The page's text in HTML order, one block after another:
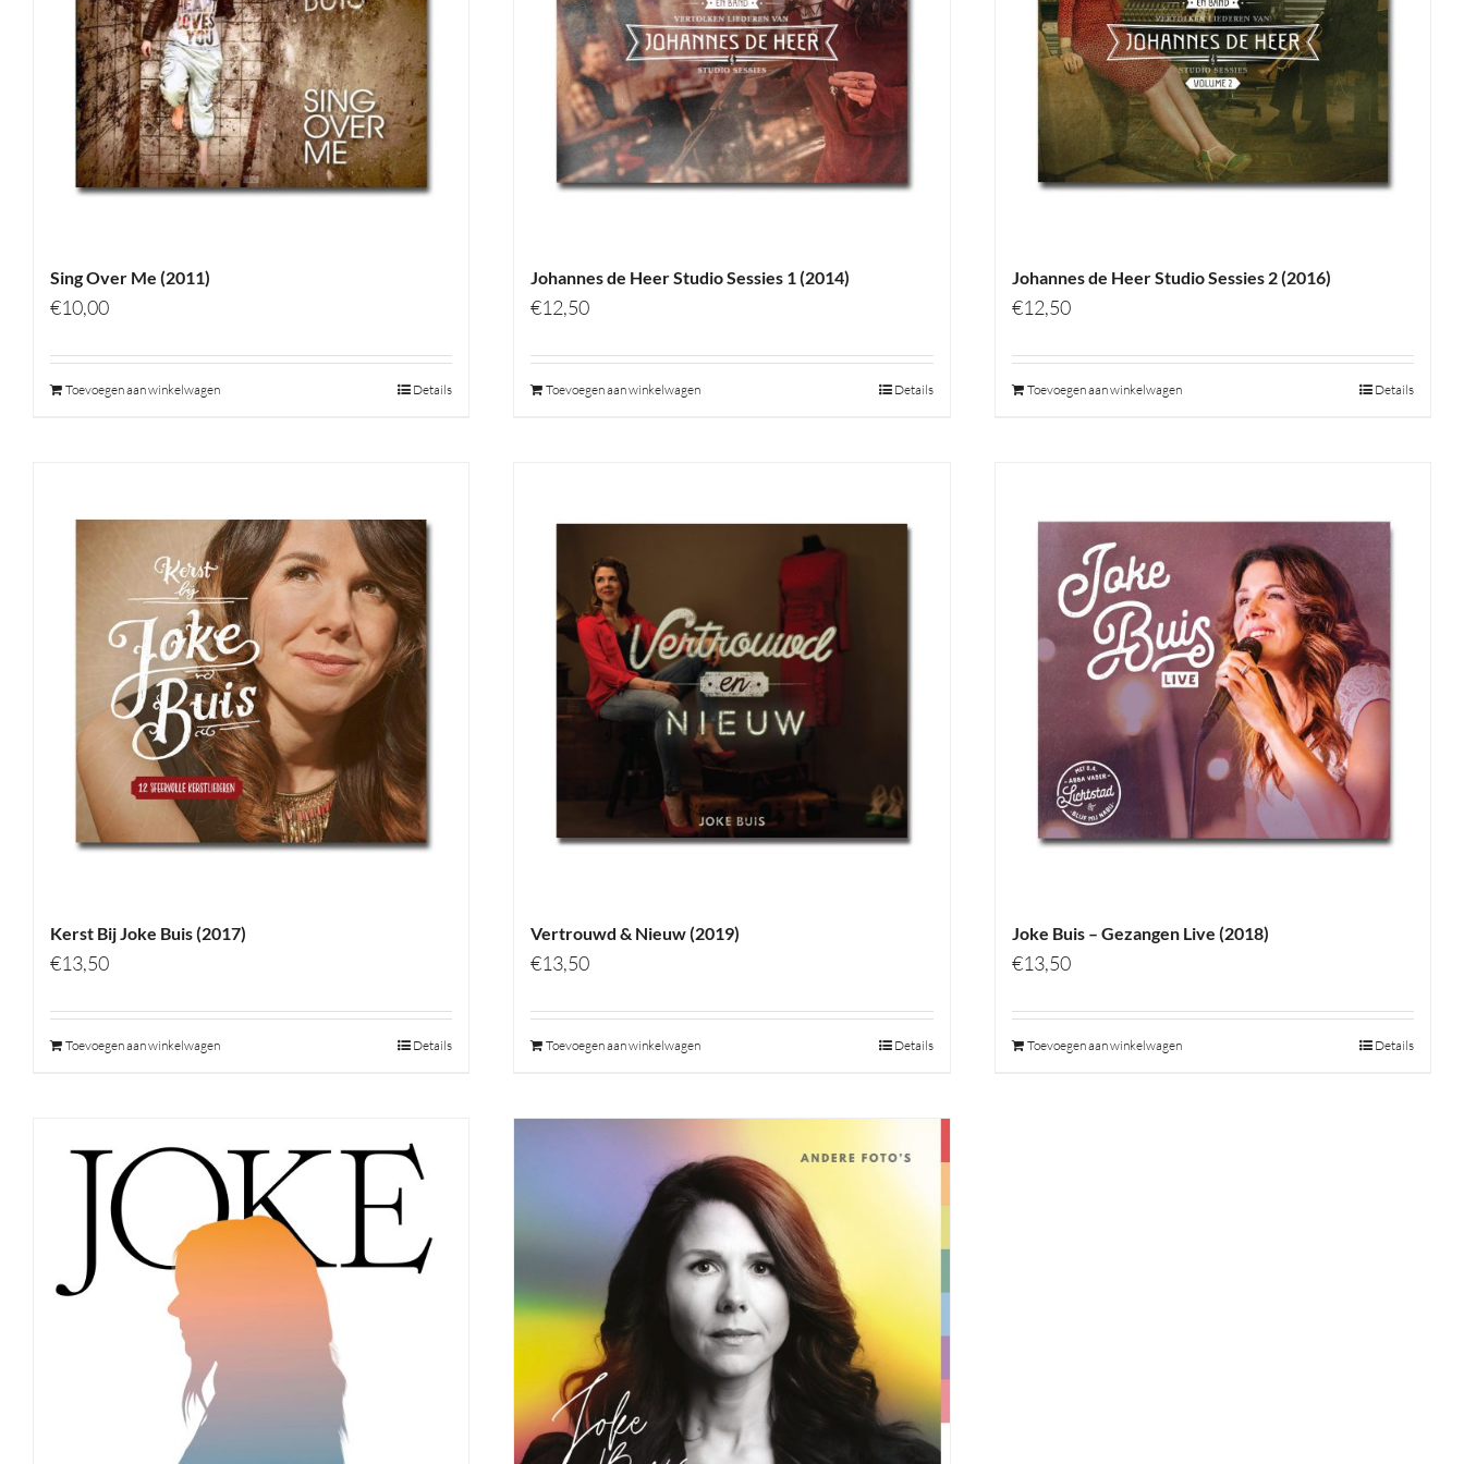
Sing Over Me (2011)
€10,00
Toevoegen aan winkelwagen Details
Johannes de Heer Studio Sessies 1 (2014)
€12,50
Toevoegen aan winkelwagen Details
Johannes de Heer Studio Sessies 2 (2016)
€12,50
Toevoegen aan winkelwagen Details
Kerst Bij Joke Buis (2017)
€13,50
Toevoegen aan winkelwagen Details
Vertrouwd & Nieuw (2019)
€13,50
Toevoegen aan winkelwagen Details
Joke Buis – Gezangen Live (2018)
€13,50
Toevoegen aan winkelwagen Details